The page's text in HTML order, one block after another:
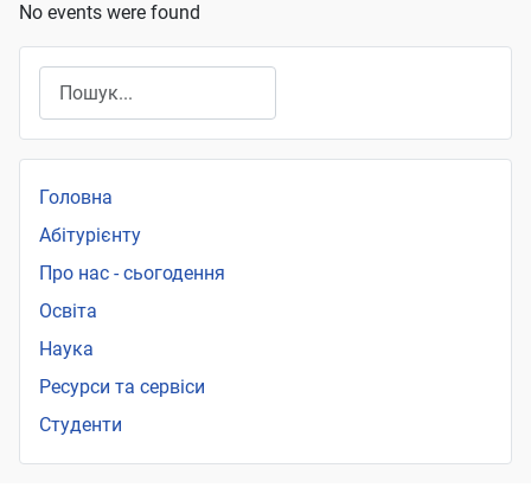
No events were found
Головна
Абітурієнту
Про нас - сьогодення
Освіта
Наука
Ресурси та сервіси
Студенти